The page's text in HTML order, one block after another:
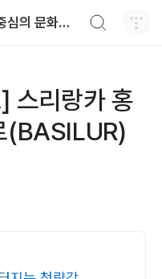
맛볼 taste.kr 비평 중심의 문화적 기호 · 맛 · 향기 리뷰
스리랑카 홍
(BASILUR)